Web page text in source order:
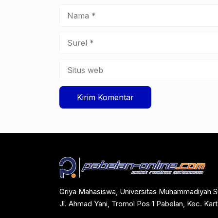
Griya Mahasiswa, Universitas Muhammadiyah
Jl. Ahmad Yani, Tromol Pos 1 Pabelan, Kec.